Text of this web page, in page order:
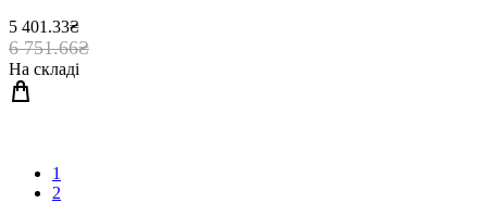
5 401.33₴
6 751.66₴
На складі
1
2